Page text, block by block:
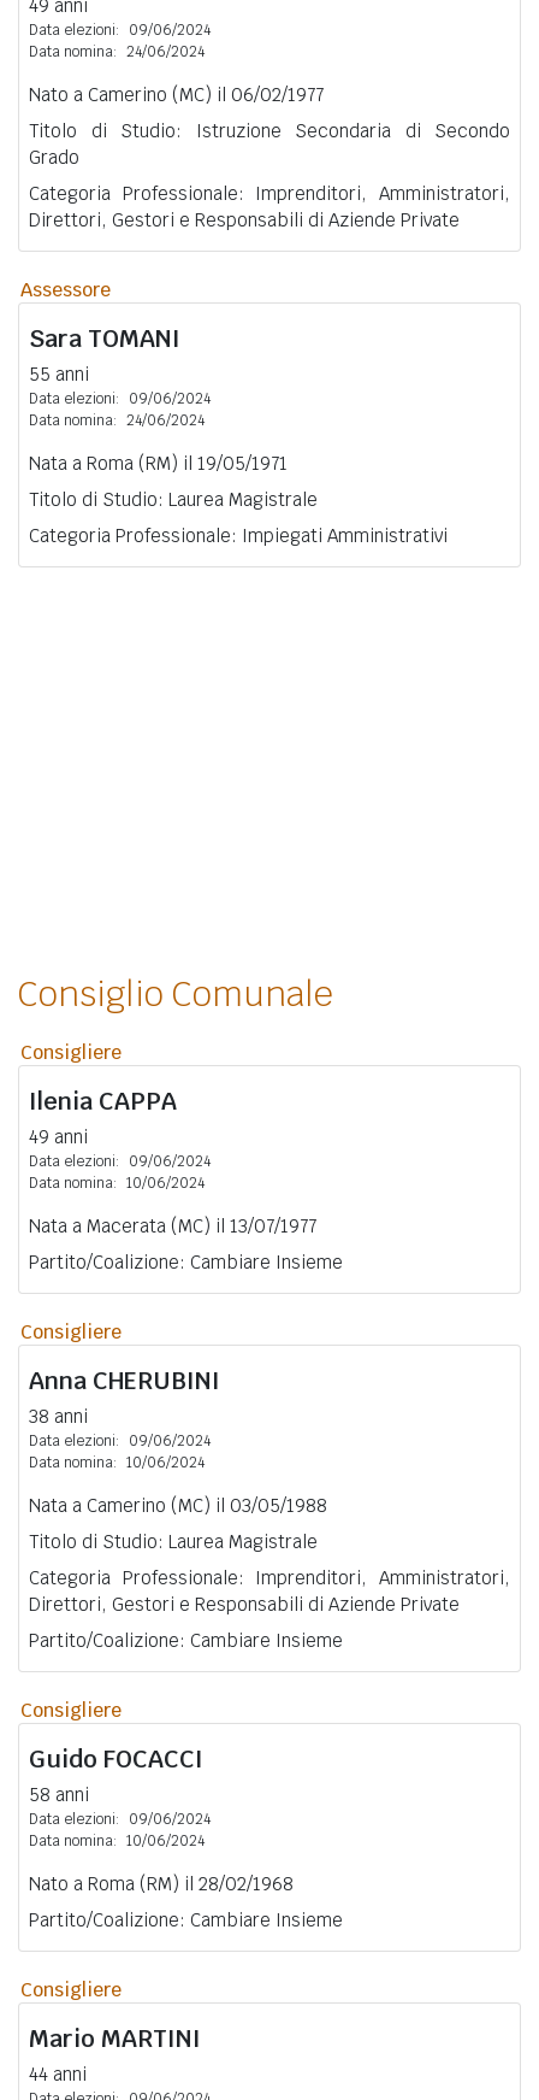
49 anni
Data elezioni:
09/06/2024
Data nomina: 24/06/2024
Nato a Camerino (MC) il 06/02/1977
Titolo di Studio: Istruzione Secondaria di Secondo
Grado
Categoria Professionale: Imprenditori, Amministratori,
Direttori, Gestori e Responsabili di Aziende Private
Assessore
Sara TOMANI
55 anni
Data elezioni:
09/06/2024
Data nomina: 24/06/2024
Nata a Roma (RM) il 19/05/1971
Titolo di Studio: Laurea Magistrale
Categoria Professionale: Impiegati Amministrativi
Consiglio Comunale
Consigliere
Ilenia CAPPA
49 anni
Data elezioni:
09/06/2024
Data nomina: 10/06/2024
Nata a Macerata (MC) il 13/07/1977
Partito/Coalizione: Cambiare Insieme
Consigliere
Anna CHERUBINI
38 anni
Data elezioni:
09/06/2024
Data nomina: 10/06/2024
Nata a Camerino (MC) il 03/05/1988
Titolo di Studio: Laurea Magistrale
Categoria Professionale: Imprenditori, Amministratori,
Direttori, Gestori e Responsabili di Aziende Private
Partito/Coalizione: Cambiare Insieme
Consigliere
Guido FOCACCI
58 anni
Data elezioni:
09/06/2024
Data nomina: 10/06/2024
Nato a Roma (RM) il 28/02/1968
Partito/Coalizione: Cambiare Insieme
Consigliere
Mario MARTINI
44 anni